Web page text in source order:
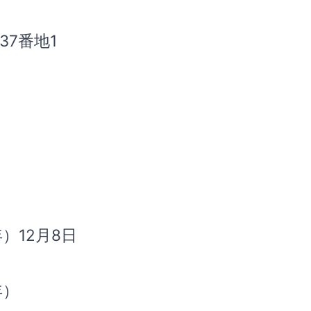
番地1
12月8日